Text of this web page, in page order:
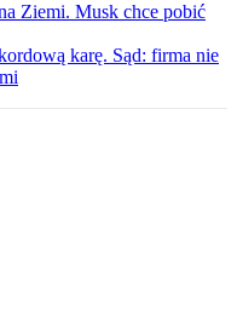
Ziemi. Musk chce pobić
karę. Sąd: firma nie